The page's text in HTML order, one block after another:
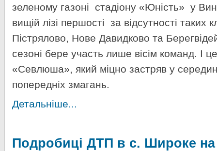
зеленому газоні стадіону «Юність» у
вищій лізі першості за відсутності таких
Пістрялово, Нове Давидково та
сезоні бере участь лише вісім команд. І
«Севлюша», який міцно застряв у
попередніх змагань.
Детальніше...
Подробиці ДТП в с. Широке на